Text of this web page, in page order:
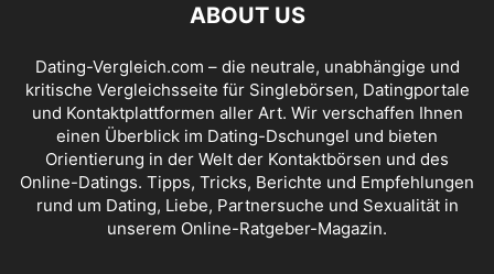
ABOUT US
Dating-Vergleich.com – die neutrale, unabhängige und
kritische Vergleichsseite für Singlebörsen, Datingportale
und Kontaktplattformen aller Art. Wir verschaffen Ihnen
einen Überblick im Dating-Dschungel und bieten
Orientierung in der Welt der Kontaktbörsen und des
Online-Datings. Tipps, Tricks, Berichte und Empfehlungen
rund um Dating, Liebe, Partnersuche und Sexualität in
unserem Online-Ratgeber-Magazin.